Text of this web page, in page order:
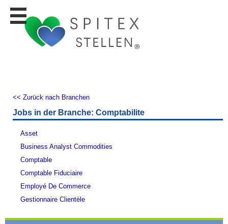
Stellen
finden
Personalberatungen
Tipp's
WERBUNG
JOB-
Lehrstellen
finden
Lehrstellen
gratis
<< Zurück nach Branchen
Jobs in der Branche: Comptabilite
Asset
Business Analyst Commodities
Comptable
Comptable Fiduciaire
Employé De Commerce
Gestionnaire Clientèle